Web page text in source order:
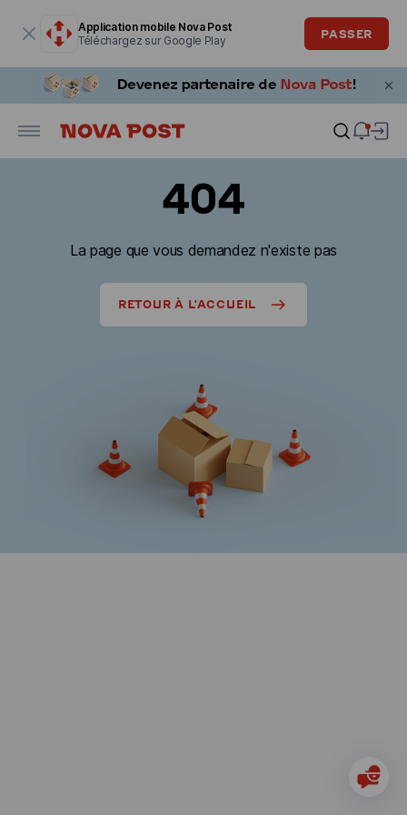
Application mobile Nova Post
Téléchargez sur Google Play
PASSER
404
La page que vous demandez n'existe pas
RETOUR À L'ACCUEIL